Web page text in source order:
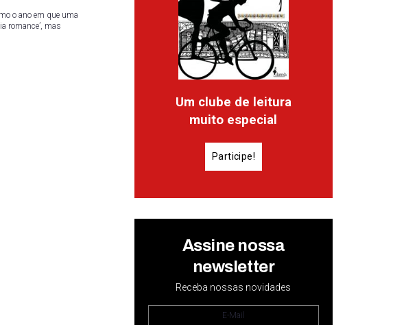
o ano em que uma
romance’, mas
Um clube de leitura
muito especial
Participe!
Assine nossa
newsletter
Receba nossas novidades